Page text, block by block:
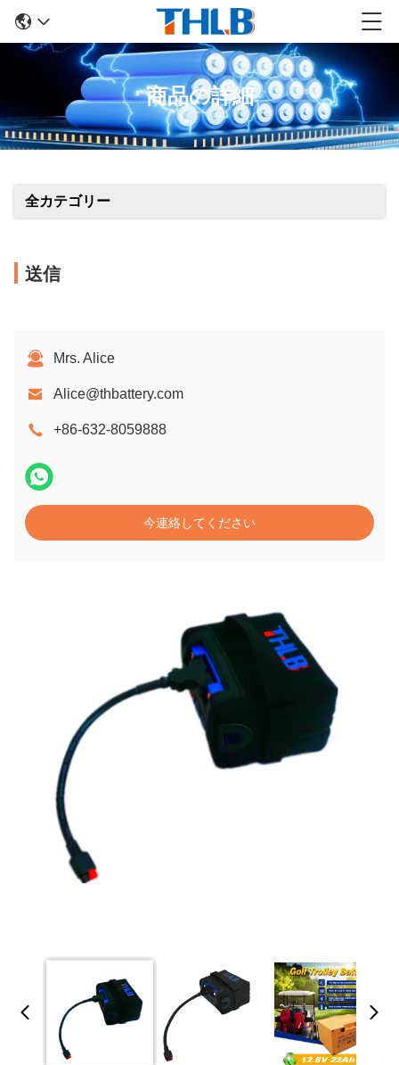
商品の詳細
全カテゴリー
送信
Mrs. Alice
Alice@thbattery.com
+86-632-8059888
今連絡してください